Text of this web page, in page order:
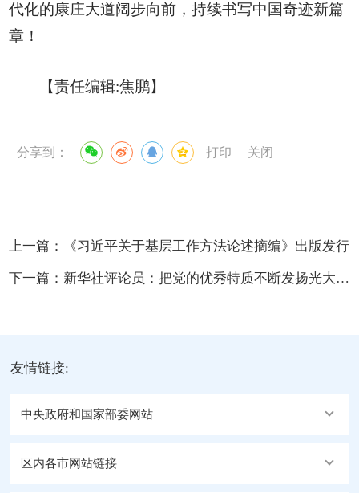
代化的康庄大道阔步向前，持续书写中国奇迹新篇
章！
【责任编辑:焦鹏】
分享到： 打印 关闭
上一篇： 《习近平关于基层工作方法论述摘编》出版发行
下一篇： 新华社评论员：把党的优秀特质不断发扬光大——论学习贯彻习近平总书记...
友情链接:
中央政府和国家部委网站
区内各市网站链接